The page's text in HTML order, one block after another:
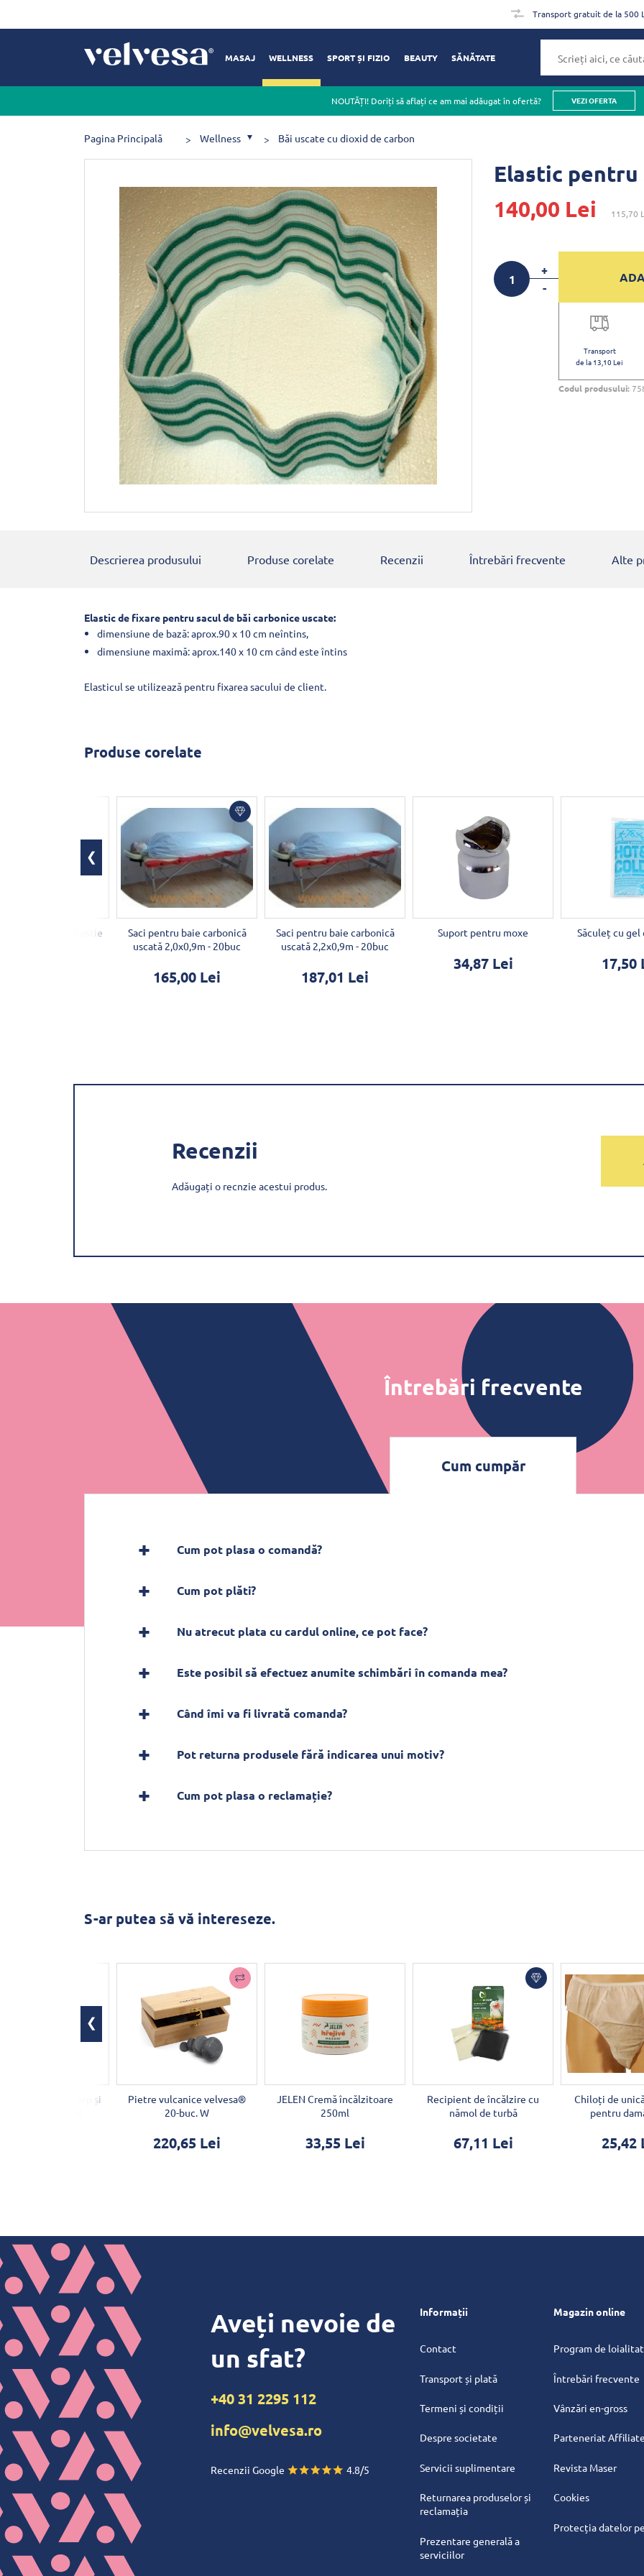
Transport gratuit de la 500
MASAJ WELLNESS SPORT ȘI FIZIO BEAUTY SĂNĂTATE
NOUTĂȚI! Doriți să aflați ce am mai adăugat în ofertă? VEZI OFERTA
Pagina Principală Wellness Băi uscate cu dioxid de carbon
Elastic pentru
140,00 Lei
115,70
+
-
Transport
de la 13,10 Lei
Codul produsului:
Descrierea produsului Produse corelate Recenzii Întrebări frecvente Alte
Elastic de fixare pentru sacul de băi carbonice uscate:
dimensiune de bază: aprox.90 x 10 cm neîntins,
dimensiune maximă: aprox.140 x 10 cm când este întins
Elasticul se utilizează pentru fixarea sacului de client.
Produse corelate
pentru moxibustie
Saci pentru baie carbonică
uscată 2,0x0,9m - 20buc
165,00 Lei
Saci pentru baie carbonică
uscată 2,2x0,9m - 20buc
187,01 Lei
Suport pentru moxe
34,87 Lei
Săculeț cu gel
17,50
Recenzii
Adăugați o recnzie acestui produs.
Întrebări frecvente
Cum cumpăr
Cum pot plasa o comandă?
Cum pot plăti?
Nu atrecut plata cu cardul online, ce pot face?
Este posibil să efectuez anumite schimbări în comanda mea?
Când îmi va fi livrată comanda?
Pot returna produsele fără indicarea unui motiv?
Cum pot plasa o reclamație?
S-ar putea să vă intereseze.
masaj pentru corp și
Pietre vulcanice velvesa®
20-buc. W
220,65 Lei
JELEN Cremă încălzitoare
250ml
33,55 Lei
Recipient de încălzire cu
nămol de turbă
67,11 Lei
Chiloți de
pentru
25,42
Aveți nevoie de
un sfat?
+40 31 2295 112
info@velvesa.ro
Recenzii Google 4.8/5
Informații
Contact
Transport și plată
Termeni și condiții
Despre societate
Servicii suplimentare
Returnarea produselor și
reclamația
Prezentare generală a
serviciilor
Magazin online
Program de
Întrebări frecvente
Vânzări en-gross
Parteneriat Affiliate
Revista Maser
Cookies
Protecția datelor